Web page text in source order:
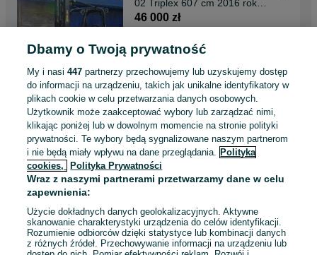
02 Triplex 607 cm 2016 rok
5863mth FHP 472
46 000 zł
Częstochowa, Śródmieście
04 sierpnia 2026
Wózek widłowy Linde E16C-
02 Triplex 622 cm 2017 rok 4
sekcje FHP 471
46 000 zł
Częstochowa, Śródmieście
04 sierpnia 2026
1 2 3 ... 7
Dbamy o Twoją prywatność
My i nasi447 partnerzy przechowujemy lub uzyskujemy dostęp
do informacji na urządzeniu, takich jak unikalne identyfikatory w
plikach cookie w celu przetwarzania danych osobowych.
Użytkownik może zaakceptować wybory lub zarządzać nimi,
klikając poniżej lub w dowolnym momencie na stronie polityki
prywatności. Te wybory będą sygnalizowane naszym partnerom
i nie będą miały wpływu na dane przeglądania. Polityka
cookies,
Polityka Prywatności
Wraz z naszymi partnerami przetwarzamy dane w celu
zapewnienia:
Użycie dokładnych danych geolokalizacyjnych. Aktywne
skanowanie charakterystyki urządzenia do celów identyfikacji.
Rozumienie odbiorców dzięki statystyce lub kombinacji danych
z różnych źródeł. Przechowywanie informacji na urządzeniu lub